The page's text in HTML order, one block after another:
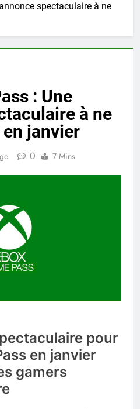
spectaculaire à ne
: Une
à ne
janvier
0 7 Mins
pour
en janvier
gamers